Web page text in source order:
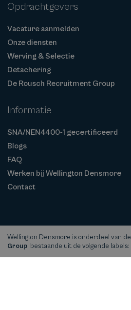
Opdrachtgevers
Vacature aanmelden
Onze diensten
Werving & Selectie
Detachering
De Rousch Recruitment Group
Informatie
SNA/NEN4400-1 gecertificeerd
Blogs
FAQ
Werken bij Wellington Densmore
Contact
Wellington Densmore is onderdeel van de
Group, bestaande uit de volgende labels: